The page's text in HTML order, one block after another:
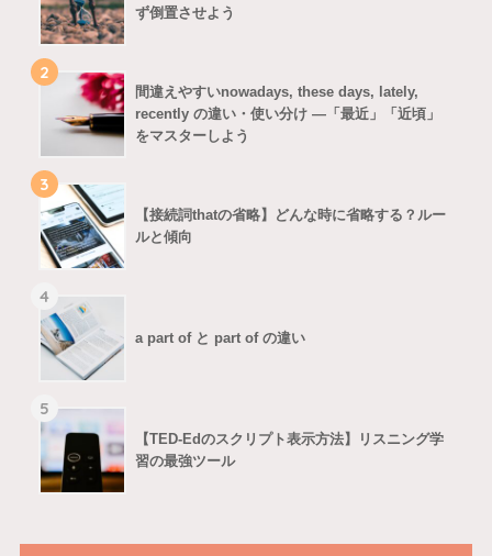
ず倒置させよう
2
間違えやすいnowadays, these days, lately,
recently の違い・使い分け ―「最近」「近頃」
をマスターしよう
3
【接続詞thatの省略】どんな時に省略する？ルー
ルと傾向
4
a part of と part of の違い
5
【TED-Edのスクリプト表示方法】リスニング学
習の最強ツール